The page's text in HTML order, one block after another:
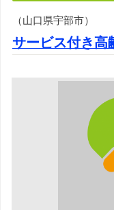
（山口県宇部市）
サービス付き高